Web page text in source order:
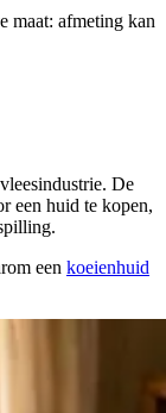
maat: afmeting kan
De
een huid te kopen,
een koeienhuid